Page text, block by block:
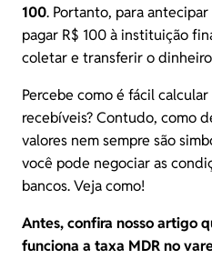
100. Portanto, para
pagar R$ 100 à instituição
coletar e transferir o
Percebe como é fácil
recebíveis? Contudo, como
valores nem sempre são
você pode negociar as
bancos. Veja como!
Antes, confira nosso artigo
funciona a taxa MDRno